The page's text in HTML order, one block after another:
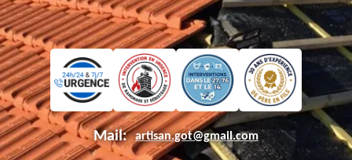
Mail: artisan.got@gmail.com